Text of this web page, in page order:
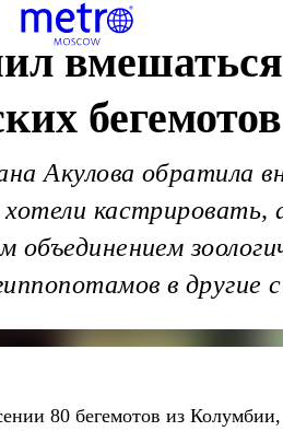
вмешаться
бегемотов
Акулова обратила
в другие
80 бегемотов из